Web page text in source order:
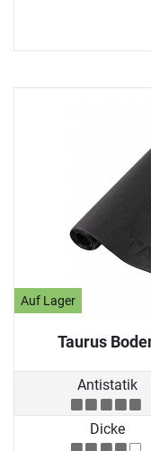
Auf Lager
Taurus
Antistatik
Dicke